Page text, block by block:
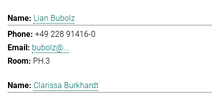
Lian Bubolz
+49 228 91416-0
bubolz@...
PH.3
Clarissa Burkhardt